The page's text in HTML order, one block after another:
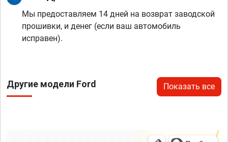
Мы предоставляем 14 дней на возврат заводской
прошивки, и денег (если ваш автомобиль
исправен).
Другие модели Ford Показать все